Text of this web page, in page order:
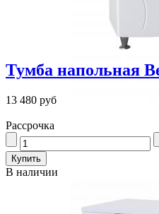
Тумба напольная
13 480 руб
Рассрочка
В наличии